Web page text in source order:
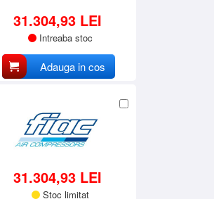
31.304,93 LEI
Intreaba stoc
Adauga in cos
31.304,93 LEI
Stoc limitat